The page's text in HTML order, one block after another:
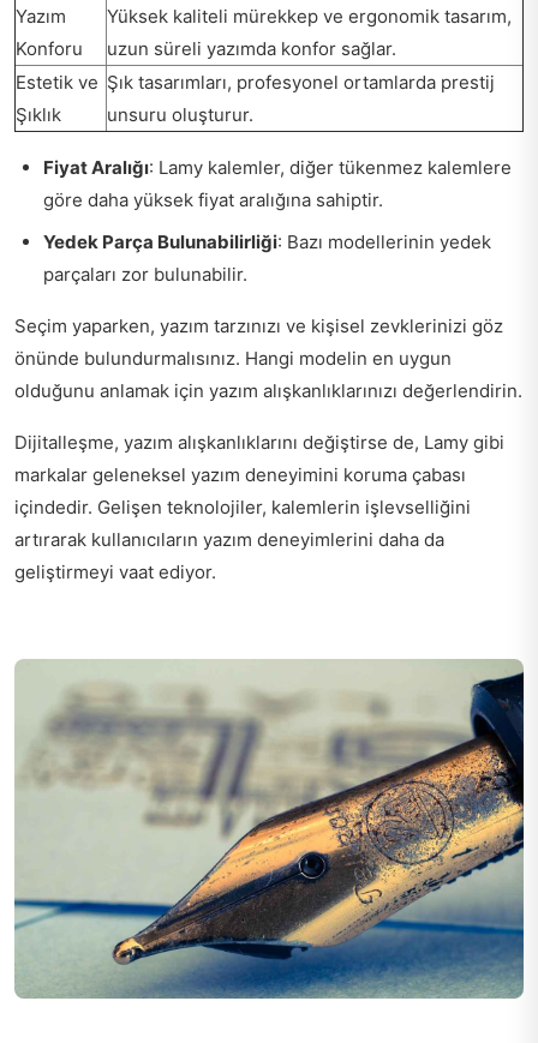
Yazım
Konforu
Yüksek kaliteli mürekkep ve ergonomik tasarım,
uzun süreli yazımda konfor sağlar.
Estetik ve
Şıklık
Şık tasarımları, profesyonel ortamlarda prestij
unsuru oluşturur.
Fiyat Aralığı: Lamy kalemler, diğer tükenmez kalemlere
göre daha yüksek fiyat aralığına sahiptir.
Yedek Parça Bulunabilirliği: Bazı modellerinin yedek
parçaları zor bulunabilir.
Seçim yaparken, yazım tarzınızı ve kişisel zevklerinizi göz
önünde bulundurmalısınız. Hangi modelin en uygun
olduğunu anlamak için yazım alışkanlıklarınızı değerlendirin.
Dijitalleşme, yazım alışkanlıklarını değiştirse de, Lamy gibi
markalar geleneksel yazım deneyimini koruma çabası
içindedir. Gelişen teknolojiler, kalemlerin işlevselliğini
artırarak kullanıcıların yazım deneyimlerini daha da
geliştirmeyi vaat ediyor.